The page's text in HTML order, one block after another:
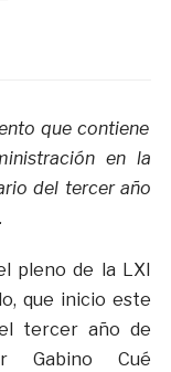
que contiene
en la
del tercer año
pleno de la LXI
que inicio este
tercer año de
Gabino Cué